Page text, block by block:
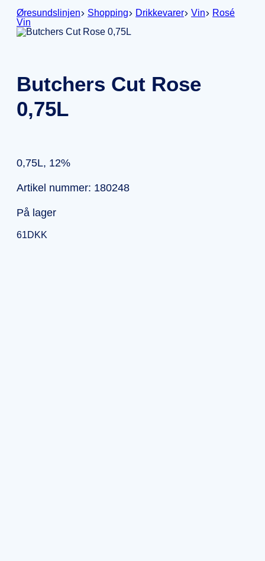
Øresundslinjen
Shopping Drikkevarer Vin
Rosé
Vin
Butchers Cut Rose
0,75L
0,75L, 12%
Artikel nummer: 180248
På lager
61DKK